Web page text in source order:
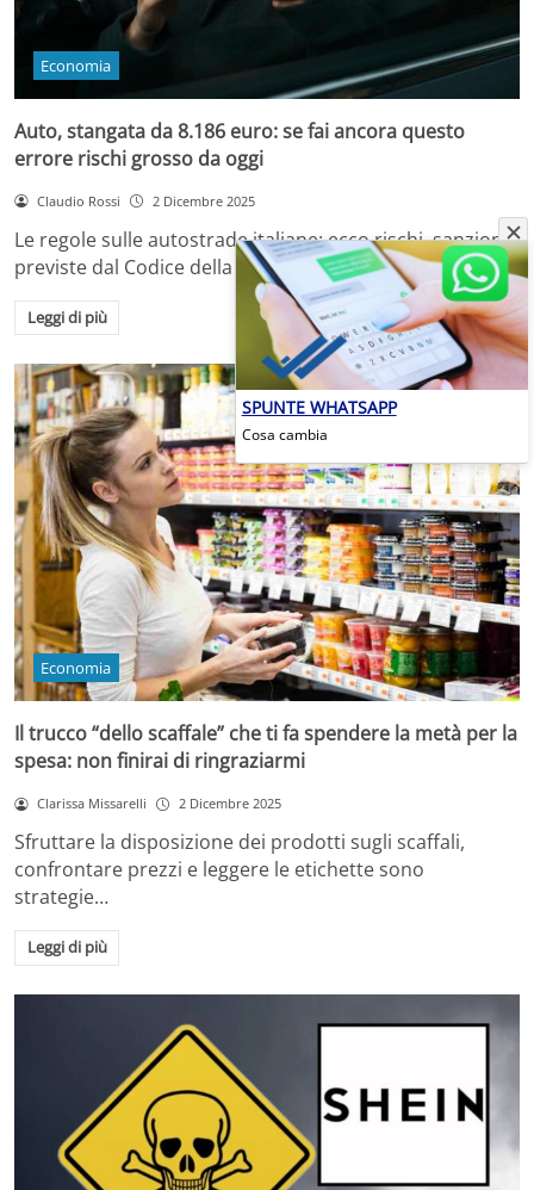
Economia
Auto, stangata da 8.186 euro: se fai ancora questo
errore rischi grosso da oggi
Claudio Rossi 2 Dicembre 2025
Le regole sulle autostrade italiane: ecco rischi, sanzioni
previste dal Codice della Strada e come…
Leggi di più
Economia
Il trucco “dello scaffale” che ti fa spendere la metà per la
spesa: non finirai di ringraziarmi
Clarissa Missarelli 2 Dicembre 2025
Sfruttare la disposizione dei prodotti sugli scaffali,
confrontare prezzi e leggere le etichette sono
strategie…
Leggi di più
SPUNTE WHATSAPP
Cosa cambia